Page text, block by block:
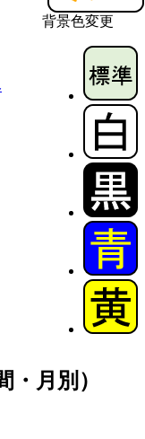
背景色変更
月別）